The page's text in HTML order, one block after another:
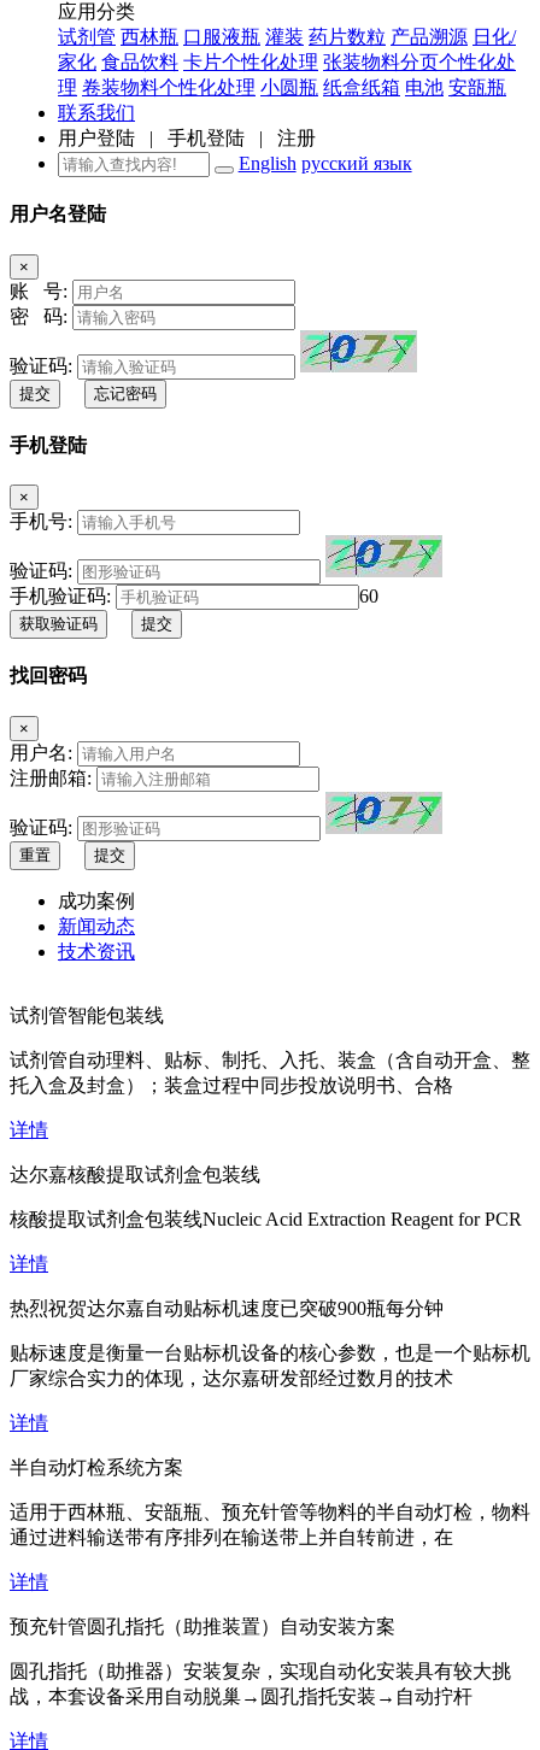
应用分类
试剂管 西林瓶 口服液瓶 灌装 药片数粒 产品溯源 日化/
家化 食品饮料 卡片个性化处理 张装物料分页个性化处
理 卷装物料个性化处理 小圆瓶 纸盒纸箱 电池 安瓿瓶
联系我们
用户登陆 | 手机登陆 | 注册
English русский язык
用户名登陆
×
账 号:
密 码:
验证码:
提交 忘记密码
手机登陆
×
手机号:
验证码:
手机验证码:
60
获取验证码 提交
找回密码
×
用户名:
注册邮箱:
验证码:
重置 提交
成功案例
新闻动态
技术资讯
试剂管智能包装线
试剂管自动理料、贴标、制托、入托、装盒（含自动开盒、整
托入盒及封盒）；装盒过程中同步投放说明书、合格
详情
达尔嘉核酸提取试剂盒包装线
核酸提取试剂盒包装线Nucleic Acid Extraction Reagent for PCR
详情
热烈祝贺达尔嘉自动贴标机速度已突破900瓶每分钟
贴标速度是衡量一台贴标机设备的核心参数，也是一个贴标机
厂家综合实力的体现，达尔嘉研发部经过数月的技术
详情
半自动灯检系统方案
适用于西林瓶、安瓿瓶、预充针管等物料的半自动灯检，物料
通过进料输送带有序排列在输送带上并自转前进，在
详情
预充针管圆孔指托（助推装置）自动安装方案
圆孔指托（助推器）安装复杂，实现自动化安装具有较大挑
战，本套设备采用自动脱巢→圆孔指托安装→自动拧杆
详情